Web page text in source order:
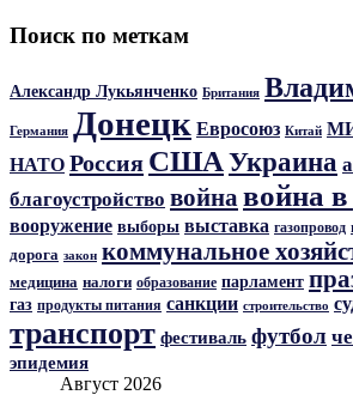
Поиск по меткам
Александр Лукьянченко Британия
Германия Донецк Евросоюз Китай
НАТО Россия СШАУкраина
благоустройство война война в
вооружение выборы выставка газопровод
дорога закон коммунальное
медицина налоги образование парламент
газ продукты питания санкции строительство
транспорт фестиваль футбол
эпидемия
Август 2026